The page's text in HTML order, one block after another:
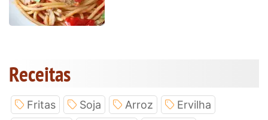
Receitas
Fritas Soja Arroz
Ervilha